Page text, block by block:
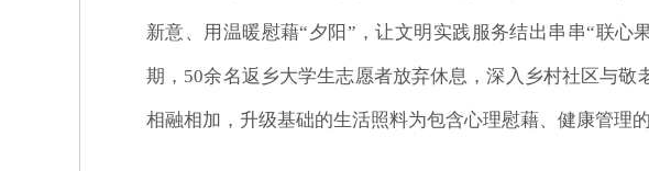
新意、用温暖慰藉“夕阳”，让文明实践服务结出串串“联
期，50余名返乡大学生志愿者放弃休息，深入乡村社区与
相融相加，升级基础的生活照料为包含心理慰藉、健康管理